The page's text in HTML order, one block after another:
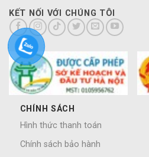
KẾT NỐI VỚI CHÚNG TÔI
CHÍNH SÁCH
Hình thức thanh toán
Chính sách bảo hành